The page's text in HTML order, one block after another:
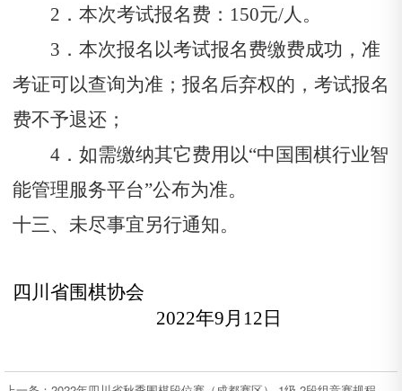
2．本次考试报名费：150元/人。
3．本次报名以考试报名费缴费成功，准
考证可以查询为准；报名后弃权的，考试报名
费不予退还；
4．如需缴纳其它费用以“中国围棋行业智
能管理服务平台”公布为准。
十三、未尽事宜另行通知。
四川省围棋协会
2022年9月12日